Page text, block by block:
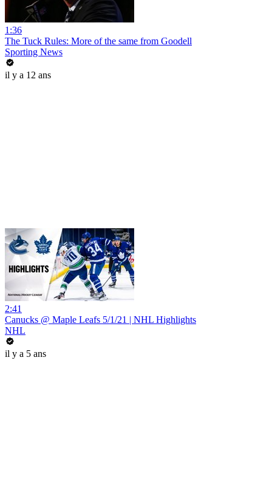
1:36
The Tuck Rules: More of the same from Goodell
Sporting News
il y a 12 ans
2:41
Canucks @ Maple Leafs 5/1/21 | NHL Highlights
NHL
il y a 5 ans